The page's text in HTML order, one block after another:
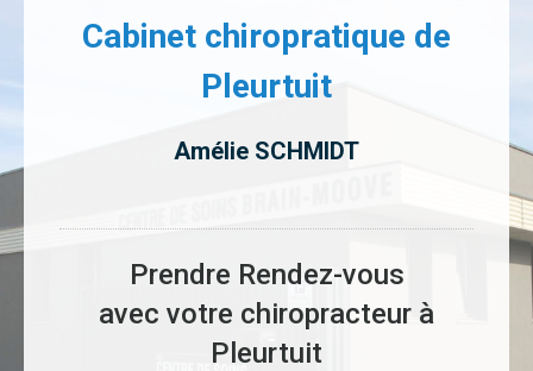
Cabinet chiropratique de
Pleurtuit
Amélie SCHMIDT
Prendre Rendez-vous
avec votre chiropracteur à
Pleurtuit